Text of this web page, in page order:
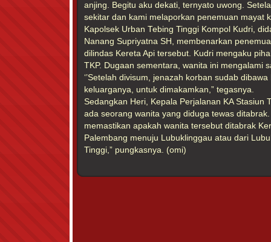
anjing. Begitu aku dekati, ternyato uwong.
sekitar dan kami melaporkan penemuan mayat
Kapolsek Urban Tebing Tinggi Kompol Kudri,
Nanang Supriyatna SH, membenarkan
dilindas Kereta Api tersebut. Kudri mengaku
TKP. Dugaan sementara, wanita ini mengalami
‘’Setelah divisum, jenazah korban sudab
keluarganya, untuk dimakamkan,” tegasnya.
Sedangkan Heri, Kepala Perjalanan KA Stasiun
ada seorang wanita yang diduga tewas ditabrak.
memastikan apakah wanita tersebut ditabrak
Palembang menuju Lubuklinggau atau dari
Tinggi,” pungkasnya. (omi)